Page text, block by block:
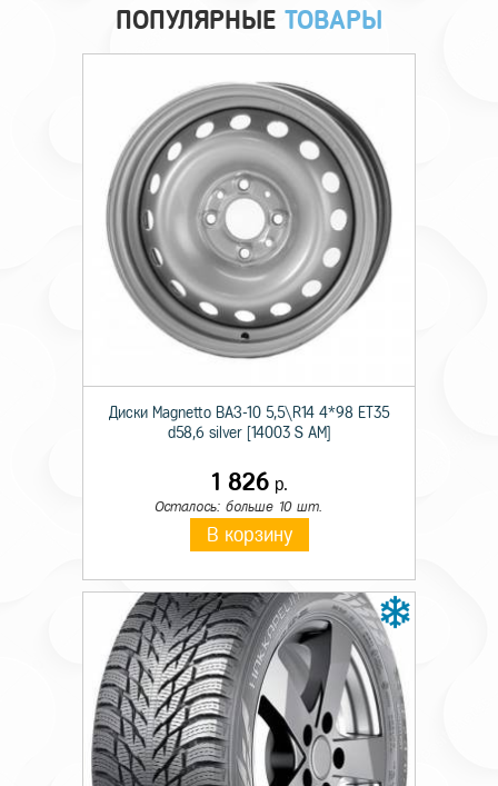
Технические характеристики
Происхождение
Диаметр 18
Индекс скорости Q
Индекс нагрузки 116
ПОПУЛЯРНЫЕ ТОВАРЫ
Диски Magnetto ВАЗ-10 5,5\R14 4*98 ET35
d58,6 silver [14003 S AM]
1 826р.
Осталось: больше 10 шт.
В корзину